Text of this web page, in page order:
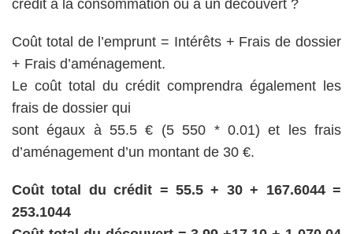
crédit à la consommation ou à un découvert ?
Coût total de l’emprunt = Intérêts + Frais de dossier
+ Frais d’aménagement.
Le coût total du crédit comprendra également les
frais de dossier qui
sont égaux à 55.5 € (5 550 * 0.01) et les frais
d’aménagement d’un montant de 30 €.
Coût total du crédit = 55.5 + 30 + 167.6044 =
253.1044